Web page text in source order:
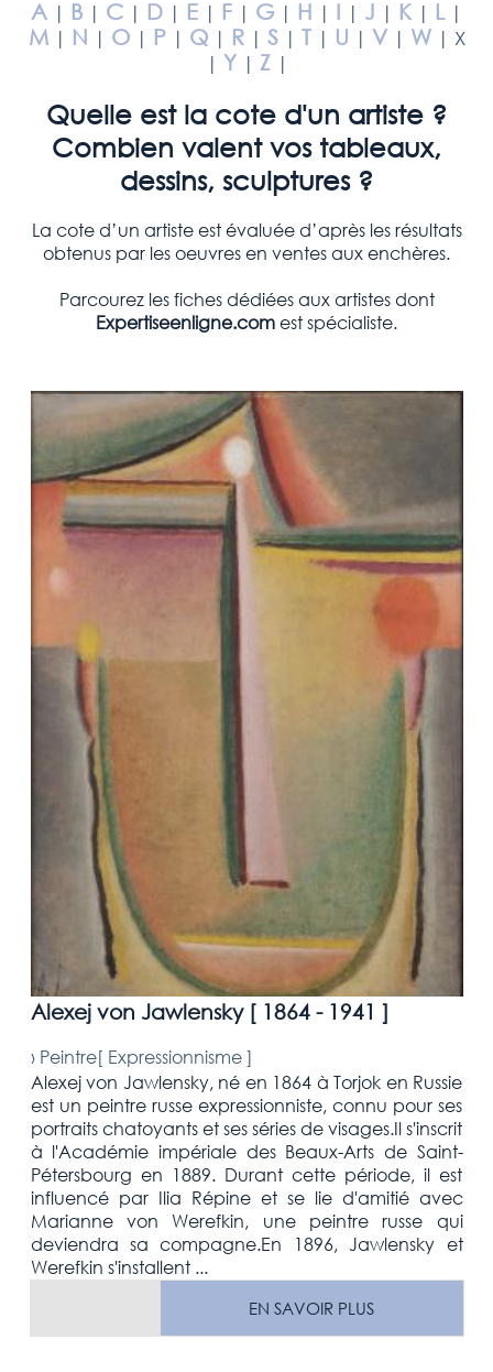
A | B | C | D | E | F | G | H | I | J | K | L|
M| N | O| P| Q| R| S| T| U | V| W| X
| Y| Z |
Quelle est la cote d'un artiste ?
Combien valent vos tableaux,
dessins, sculptures ?
La cote d’un artiste est évaluée d’après les résultats
obtenus par les oeuvres en ventes aux enchères.
Parcourez les fiches dédiées aux artistes dont
Expertiseenligne.comest spécialiste.
Alexej von Jawlensky [ 1864 - 1941 ]
› Peintre[ Expressionnisme]
Alexej von Jawlensky, né en 1864 à Torjok en Russie
est un peintre russe expressionniste, connu pour ses
portraits chatoyants et ses séries de visages.Il s'inscrit
à l'Académie impériale des Beaux-Arts de Saint-
Pétersbourg en 1889. Durant cette période, il est
influencé par Ilia Répine et se lie d'amitié avec
Marianne von Werefkin, une peintre russe qui
deviendra sa compagne.En 1896, Jawlensky et
Werefkin s'installent ...
EN SAVOIR PLUS